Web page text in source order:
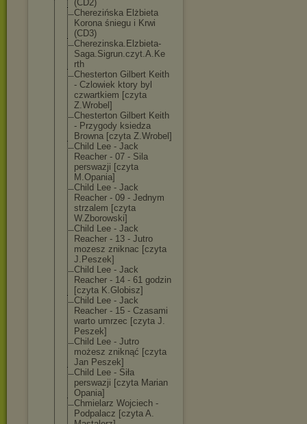
(CD2)
Cherezińska Elżbieta
Korona śniegu i Krwi
(CD3)
Cherezinska.El zbieta-
Saga.Sigrun.czyt.A.Ke
rth
Chesterton Gilbert Keith
- Czlowiek ktory byl
czwartkiem [czyta
Z.Wrobel]
Chesterton Gilbert Keith
- Przygody ksiedza
Browna [czyta Z.Wrobel]
Child Lee - Jack
Reacher - 07 - Sila
perswazji [czyta
M.Opania]
Child Lee - Jack
Reacher - 09 - Jednym
strzalem [czyta
W.Zborowski]
Child Lee - Jack
Reacher - 13 - Jutro
mozesz zniknac [czyta
J.Peszek]
Child Lee - Jack
Reacher - 14 - 61 godzin
[czyta K.Globisz]
Child Lee - Jack
Reacher - 15 - Czasami
warto umrzec [czyta J.
Peszek]
Child Lee - Jutro
możesz zniknąć [czyta
Jan Peszek]
Child Lee - Siła
perswazji [czyta Marian
Opania]
Chmielarz Wojciech -
Podpalacz [czyta A.